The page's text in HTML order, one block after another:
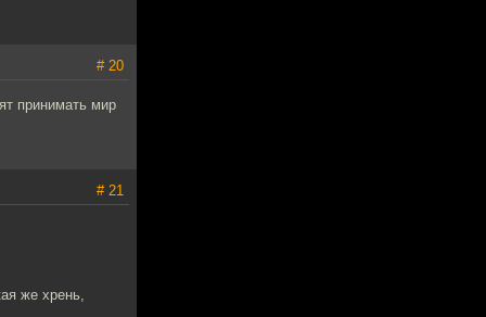
# 20
принимать мир
# 21
же хрень,